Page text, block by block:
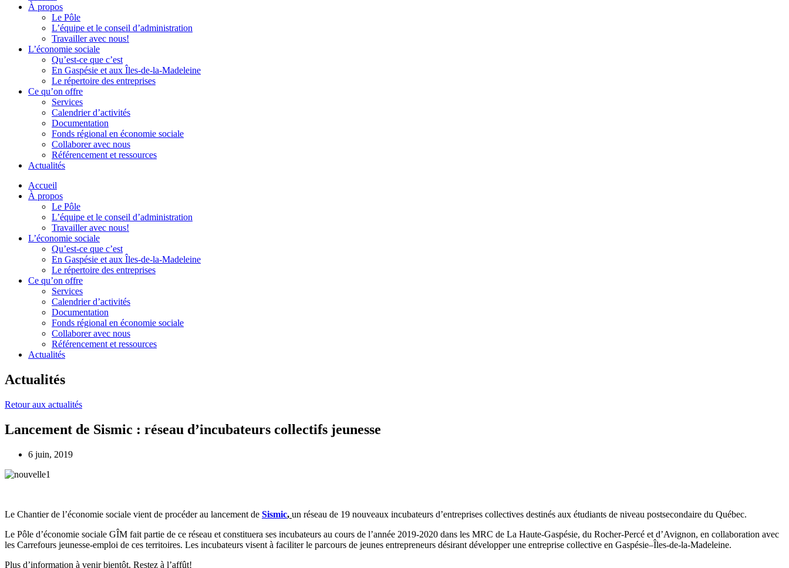
À propos
Le Pôle
L’équipe et le conseil d’administration
Travailler avec nous!
L’économie sociale
Qu’est-ce que c’est
En Gaspésie et aux Îles-de-la-Madeleine
Le répertoire des entreprises
Ce qu’on offre
Services
Calendrier d’activités
Documentation
Fonds régional en économie sociale
Collaborer avec nous
Référencement et ressources
Actualités
Accueil
À propos
Le Pôle
L’équipe et le conseil d’administration
Travailler avec nous!
L’économie sociale
Qu’est-ce que c’est
En Gaspésie et aux Îles-de-la-Madeleine
Le répertoire des entreprises
Ce qu’on offre
Services
Calendrier d’activités
Documentation
Fonds régional en économie sociale
Collaborer avec nous
Référencement et ressources
Actualités
Actualités
Retour aux actualités
Lancement de Sismic : réseau d’incubateurs collectifs jeunesse
6 juin, 2019
Le Chantier de l’économie sociale vient de procéder au lancement de Sismic, un réseau de 19 nouveaux incubateurs d’entreprises collectives destinés aux étudiants de niveau postsecondaire du Québec.
Le Pôle d’économie sociale GÎM fait partie de ce réseau et constituera ses incubateurs au cours de l’année 2019-2020 dans les MRC de La Haute-Gaspésie, du Rocher-Percé et d’Avignon, en collaboration avec
les Carrefours jeunesse-emploi de ces territoires. Les incubateurs visent à faciliter le parcours de jeunes entrepreneurs désirant développer une entreprise collective en Gaspésie–Îles-de-la-Madeleine.
Plus d’information à venir bientôt. Restez à l’affût!